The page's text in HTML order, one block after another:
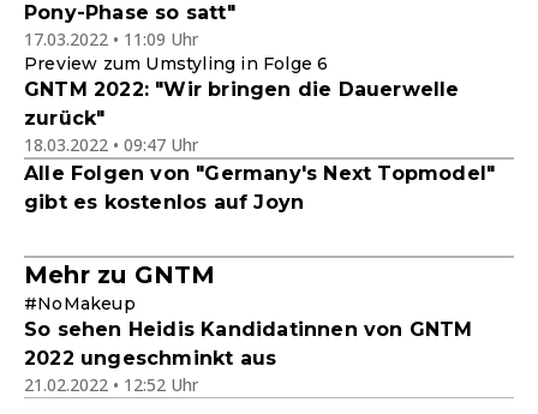
Pony-Phase so satt"
17.03.2022 • 11:09 Uhr
Preview zum Umstyling in Folge 6
GNTM 2022: "Wir bringen die Dauerwelle
zurück"
18.03.2022 • 09:47 Uhr
Alle Folgen von "Germany's Next Topmodel"
gibt es kostenlos auf Joyn
Mehr zu GNTM
#NoMakeup
So sehen Heidis Kandidatinnen von GNTM
2022 ungeschminkt aus
21.02.2022 • 12:52 Uhr